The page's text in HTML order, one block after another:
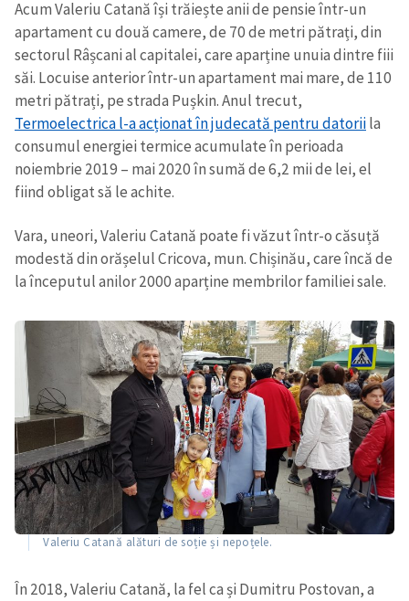
Acum Valeriu Catană își trăiește anii de pensie într-un
apartament cu două camere, de 70 de metri pătrați, din
sectorul Râșcani al capitalei, care aparține unuia dintre fiii
săi. Locuise anterior într-un apartament mai mare, de 110
metri pătrați, pe strada Pușkin. Anul trecut,
Termoelectrica l-a acționat în judecată pentru datoriila
consumul energiei termice acumulate în perioada
noiembrie 2019 – mai 2020 în sumă de 6,2 mii de lei, el
fiind obligat să le achite.
Vara, uneori, Valeriu Catană poate fi văzut într-o căsuță
modestă din orășelul Cricova, mun. Chișinău, care încă de
la începutul anilor 2000 aparține membrilor familiei sale.
Valeriu Catană alături de soție și nepoțele.
În 2018, Valeriu Catană, la fel ca și Dumitru Postovan, a
CONTACT SURSĂ
Sursă anonimă
Nume+ Numele meu
Email+ Emailul meu
Am citit și sunt de
acord cupolitica de
confidențialitate
TRIMITE ȘTIREA